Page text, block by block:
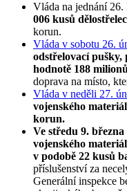
Vláda na jednání
006 kusů
korun.
Vláda v sobotu 26.
odstřelovací pušky,
hodnotě 188
doprava na místo,
Vláda v neděli 27.
vojenského
korun.
Ve středu 9.
vojenského
v podobě 22 kusů
příslušenství za
Generální inspekce